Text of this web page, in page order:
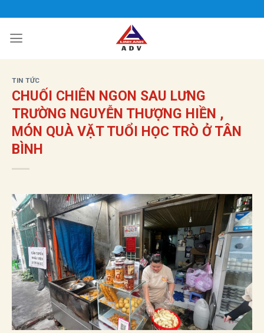
qua
nội
TIN TỨC
CHUỐI CHIÊN NGON SAU LƯNG
TRƯỜNG NGUYỄN THƯỢNG HIỀN ,
MÓN QUÀ VẶT TUỔI HỌC TRÒ Ở TÂN
BÌNH